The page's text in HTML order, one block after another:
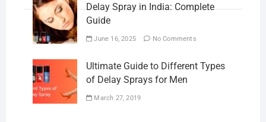
Delay Spray in India: Complete
Guide
June 16, 2025 No Comments
Ultimate Guide to Different Types
of Delay Sprays for Men
March 27, 2019